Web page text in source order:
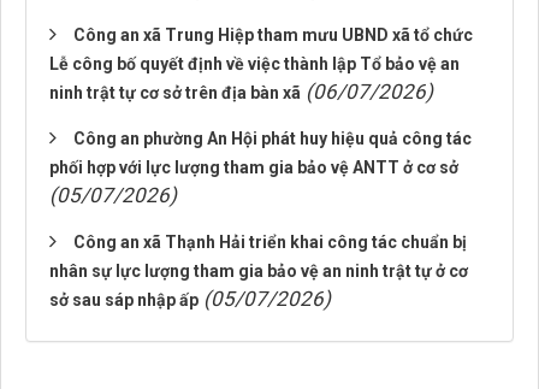
Công an xã Trung Hiệp tham mưu UBND xã tổ chức
Lễ công bố quyết định về việc thành lập Tổ bảo vệ an
ninh trật tự cơ sở trên địa bàn xã (06/07/2026)
Công an phường An Hội phát huy hiệu quả công tác
phối hợp với lực lượng tham gia bảo vệ ANTT ở cơ sở
(05/07/2026)
Công an xã Thạnh Hải triển khai công tác chuẩn bị
nhân sự lực lượng tham gia bảo vệ an ninh trật tự ở cơ
sở sau sáp nhập ấp (05/07/2026)